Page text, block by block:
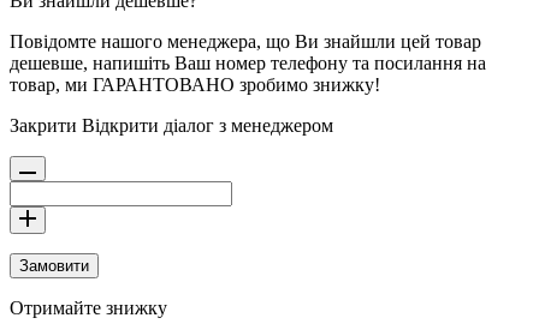
Повідомте нашого менеджера, що Ви знайшли цей товар
дешевше, напишіть Ваш номер телефону та посилання на
товар, ми ГАРАНТОВАНО зробимо знижку!
Закрити Відкрити діалог з менеджером
Замовити
Отримайте знижку